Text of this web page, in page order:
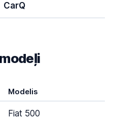
CarQ
Modelis
Fiat 500